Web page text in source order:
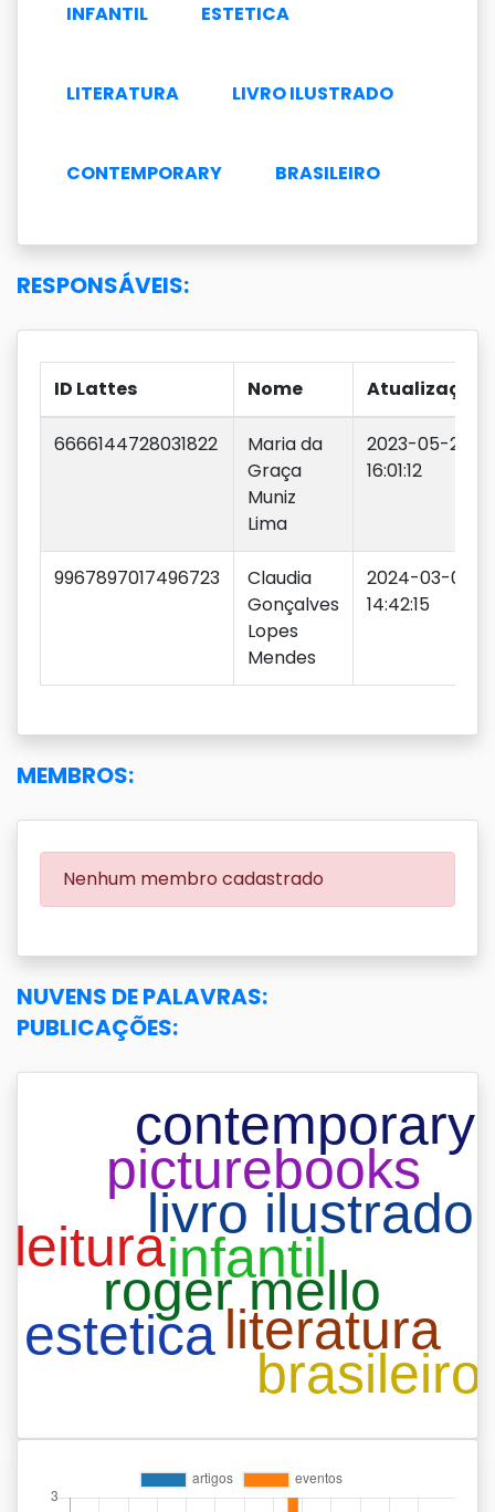
INFANTIL ESTETICA
LITERATURA LIVRO ILUSTRADO
CONTEMPORARY BRASILEIRO
RESPONSÁVEIS:
ID Lattes Nome Atualização
6666144728031822
Maria da
Graça
Muniz
Lima
2023-05-22
16:01:12
9967897017496723
Claudia
Gonçalves
Lopes
Mendes
2024-03-07
14:42:15
MEMBROS:
Nenhum membro cadastrado
NUVENS DE PALAVRAS:
PUBLICAÇÕES: